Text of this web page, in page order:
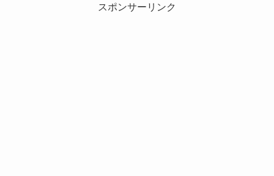
スポンサーリンク